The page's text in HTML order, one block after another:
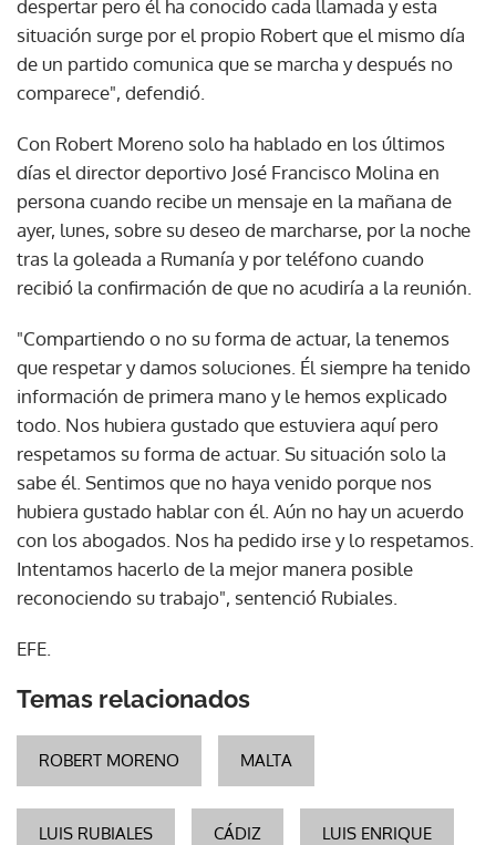
despertar pero él ha conocido cada llamada y esta
situación surge por el propio Robert que el mismo día
de un partido comunica que se marcha y después no
comparece", defendió.
Con Robert Moreno solo ha hablado en los últimos
días el director deportivo José Francisco Molina en
persona cuando recibe un mensaje en la mañana de
ayer, lunes, sobre su deseo de marcharse, por la noche
tras la goleada a Rumanía y por teléfono cuando
recibió la confirmación de que no acudiría a la reunión.
"Compartiendo o no su forma de actuar, la tenemos
que respetar y damos soluciones. Él siempre ha tenido
información de primera mano y le hemos explicado
todo. Nos hubiera gustado que estuviera aquí pero
respetamos su forma de actuar. Su situación solo la
sabe él. Sentimos que no haya venido porque nos
hubiera gustado hablar con él. Aún no hay un acuerdo
con los abogados. Nos ha pedido irse y lo respetamos.
Intentamos hacerlo de la mejor manera posible
reconociendo su trabajo", sentenció Rubiales.
EFE.
Temas relacionados
ROBERT MORENO MALTA
LUIS RUBIALES CÁDIZ LUIS ENRIQUE